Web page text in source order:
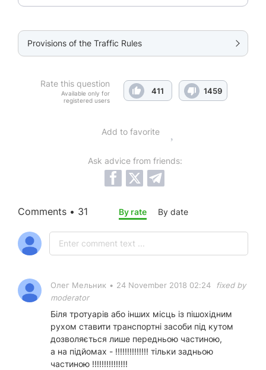
Provisions of the Traffic Rules
Rate this question
Available only for
registered users
411 1459
Add to favorite
Ask advice from friends:
Comments • 31 By rate By date
Олег Мельник • 24 November 2018 02:24
fixed by
moderator
Біля тротуарів або інших місць із пішохідним
рухом ставити транспортні засоби під кутом
дозволяється лише передньою частиною,
а на підйомах - !!!!!!!!!!!!!! тільки задньою
частиною !!!!!!!!!!!!!!!